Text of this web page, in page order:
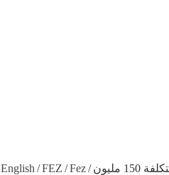
English /FEZ /Fez/ فاس بدون صفيح خلال 2018 إعادة إسكان 2500 أسرة بتكلفة 150 مليون